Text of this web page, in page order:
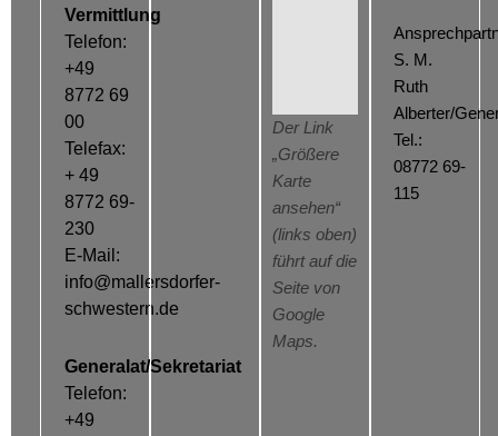
Vermittlung
Telefon:
+49
8772 69
00
Telefax:
+ 49
8772 69-
230
E-Mail:
info@mallersdorfer-
schwestern.de
Generalat/Sekretariat
Telefon:
+49
Der Link
„Größere
Karte
ansehen“
(links oben)
führt auf die
Seite von
Google
Maps.
S. M.
Ruth
Alberter/
Tel.:
08772 69-
115